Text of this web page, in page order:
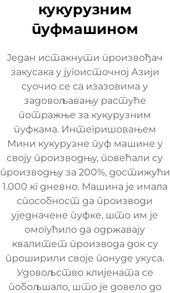
кукурузним
пуфмашином
Један истакнути произвођач
закусака у југоисточној Азији
суочио се са изазовима у
задовољавању растуће
потражње за кукурузним
пуфкама. Интегришовањем
Мини кукурузне пуф машине у
своју производњу, повећали су
производњу за 200%, достижући
1.000 кг дневно. Машина је имала
способност да производи
уједначене пуфке, што им је
омогућило да одржавају
квалитет производа док су
проширили своје понуде укуса.
Удовољство клијената се
побољшало, што је довело до